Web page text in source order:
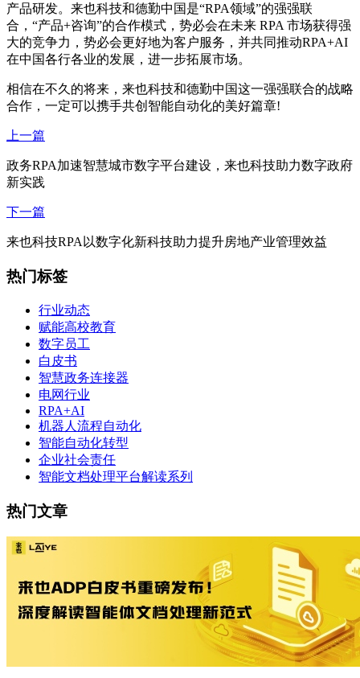
产品研发。来也科技和德勤中国是“RPA领域”的强强联
合，“产品+咨询”的合作模式，势必会在未来 RPA 市场获得强
大的竞争力，势必会更好地为客户服务，并共同推动RPA+AI
在中国各行各业的发展，进一步拓展市场。
相信在不久的将来，来也科技和德勤中国这一强强联合的战略
合作，一定可以携手共创智能自动化的美好篇章!
上一篇
政务RPA加速智慧城市数字平台建设，来也科技助力数字政府
新实践
下一篇
来也科技RPA以数字化新科技助力提升房地产业管理效益
热门标签
行业动态
赋能高校教育
数字员工
白皮书
智慧政务连接器
电网行业
RPA+AI
机器人流程自动化
智能自动化转型
企业社会责任
智能文档处理平台解读系列
热门文章